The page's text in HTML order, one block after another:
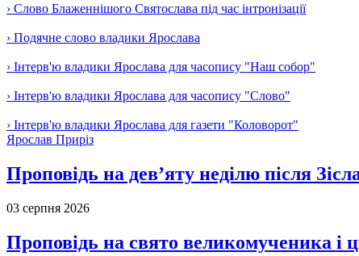
› Слово Блаженнішого Святослава під час інтронізації
› Подячне слово владики Ярослава
› Інтерв'ю владики Ярослава для часопису "Наш собор"
› Інтерв'ю владики Ярослава для часопису "Слово"
› Інтерв'ю владики Ярослава для газети "Коловорот"
Ярослав Приріз
Проповідь на дев’яту неділю після
03 серпня 2026
Проповідь на свято великомученика і